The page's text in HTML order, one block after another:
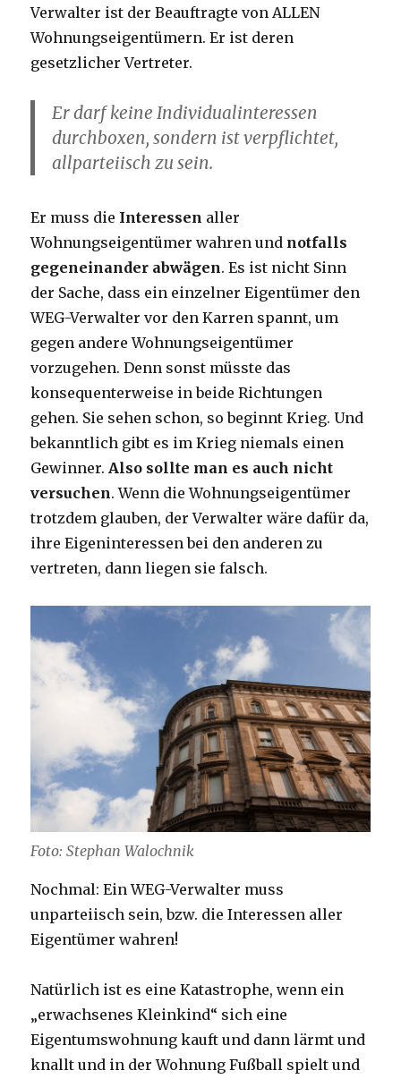
Verwalter ist der Beauftragte von ALLEN
Wohnungseigentümern. Er ist deren
gesetzlicher Vertreter.
Er darf keine Individualinteressen
durchboxen, sondern ist verpflichtet,
allparteiisch zu sein.
Er muss die Interessen aller
Wohnungseigentümer wahren und notfalls
gegeneinander abwägen. Es ist nicht Sinn
der Sache, dass ein einzelner Eigentümer den
WEG-Verwalter vor den Karren spannt, um
gegen andere Wohnungseigentümer
vorzugehen. Denn sonst müsste das
konsequenterweise in beide Richtungen
gehen. Sie sehen schon, so beginnt Krieg. Und
bekanntlich gibt es im Krieg niemals einen
Gewinner.Also sollte man es auch nicht
versuchen. Wenn die Wohnungseigentümer
trotzdem glauben, der Verwalter wäre dafür da,
ihre Eigeninteressen bei den anderen zu
vertreten, dann liegen sie falsch.
Foto: Stephan Walochnik
Nochmal: Ein WEG-Verwalter muss
unparteiisch sein, bzw. die Interessen aller
Eigentümer wahren!
Natürlich ist es eine Katastrophe, wenn ein
„erwachsenes Kleinkind“ sich eine
Eigentumswohnung kauft und dann lärmt und
knallt und in der Wohnung Fußball spielt und